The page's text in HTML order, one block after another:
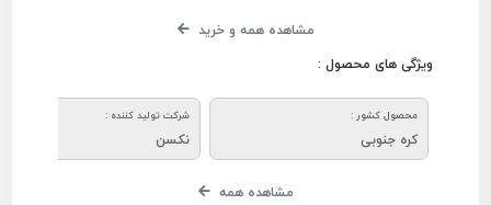
مشاهده همه و خرید
ویژگی های محصول :
محصول کشور :
کره جنوبی
شرکت تولید کننده :
نکسن
مشاهده همه